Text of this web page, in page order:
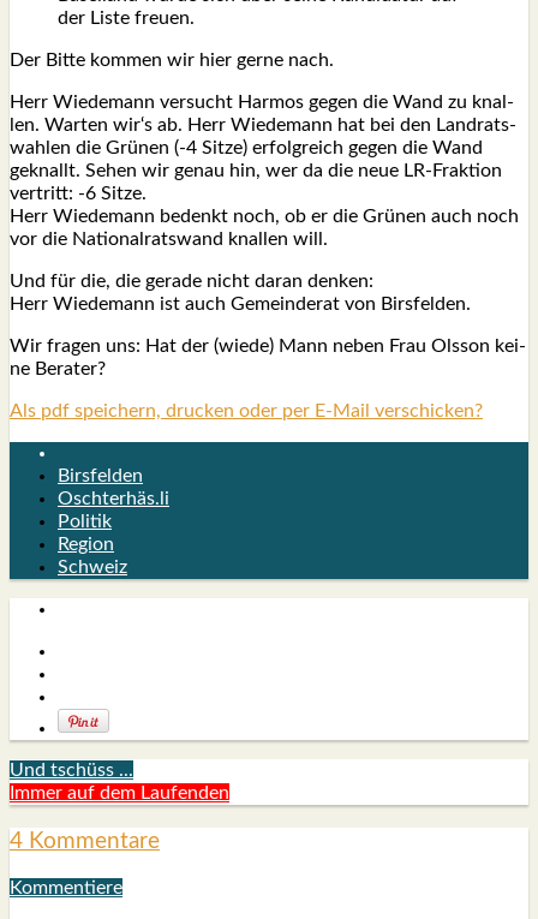
der Lis­te freu­en.
Der Bit­te kom­men wir hier ger­ne nach.
Herr Wie­demann ver­sucht Har­mos gegen die Wand zu knal­
len. War­ten wir‘s ab. Herr Wie­demann hat bei den Land­rats­
wah­len die Grü­nen (-4 Sit­ze) erfolg­reich gegen die Wand
geknallt. Sehen wir genau hin, wer da die neue LR-Frak­ti­on
ver­tritt: ‑6 Sit­ze.
Herr Wie­demann bedenkt noch, ob er die Grü­nen auch noch
vor die Natio­nal­rats­wand knal­len will.
Und für die, die gera­de nicht dar­an den­ken:
Herr Wie­demann ist auch Gemein­de­rat von Birs­fel­den.
Wir fra­gen uns: Hat der (wie­de) Mann neben Frau Ols­son kei­
ne Bera­ter?
Als pdf speichern, drucken oder per E-Mail verschicken?
Birsfelden
Oschterhäs.li
Politik
Region
Schweiz
Und tschüss ...
Immer auf dem Laufenden
4 Kommentare
Kommentiere